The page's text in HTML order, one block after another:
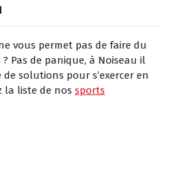
vous permet pas de faire du
Pas de panique, à Noiseau il
solutions pour s’exercer en
la liste de nos sports